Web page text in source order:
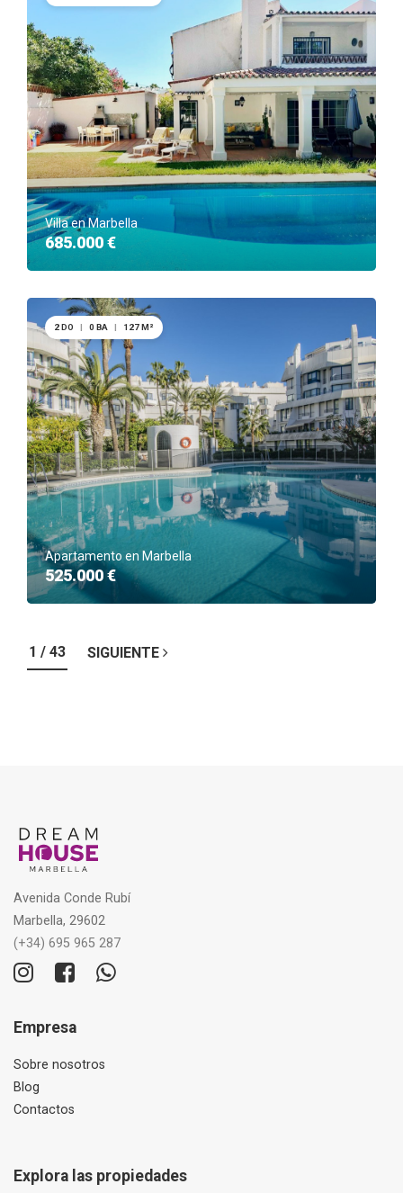
Villa en Marbella
685.000 €
Apartamento en Marbella
525.000 €
2 DO | 0 BA | 127 M²
1 / 43 SIGUIENTE
Avenida Conde Rubí
Marbella, 29602
(+34) 695 965 287
Empresa
Sobre nosotros
Blog
Contactos
Explora las propiedades